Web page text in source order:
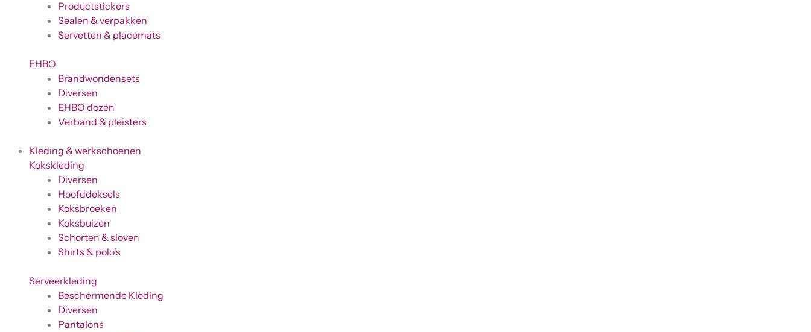
Productstickers
Sealen & verpakken
Servetten & placemats
EHBO
Brandwondensets
Diversen
EHBO dozen
Verband & pleisters
Kleding & werkschoenen
Kokskleding
Diversen
Hoofddeksels
Koksbroeken
Koksbuizen
Schorten & sloven
Shirts & polo's
Serveerkleding
Beschermende Kleding
Diversen
Pantalons